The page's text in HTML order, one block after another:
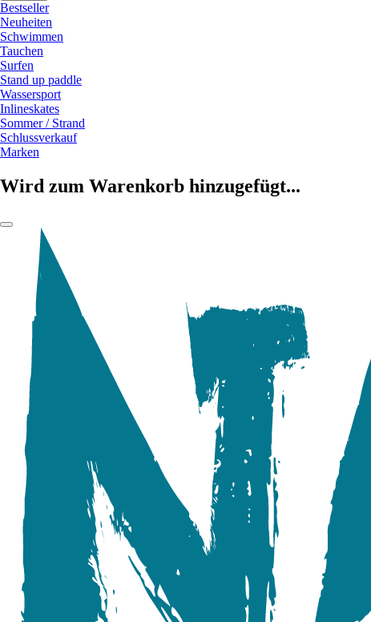
Bestseller
Neuheiten
Schwimmen
Tauchen
Surfen
Stand up paddle
Wassersport
Inlineskates
Sommer / Strand
Schlussverkauf
Marken
Wird zum Warenkorb hinzugefügt...